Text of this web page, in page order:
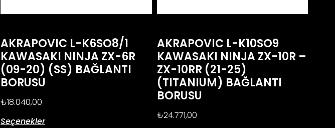
AKRAPOVIC L-K6SO8/1
KAWASAKI NINJA ZX-6R
(09-20) (SS) BAĞLANTI
BORUSU
₺18.040,00
Seçenekler
AKRAPOVIC L-K10SO9
KAWASAKI NINJA ZX-10R –
ZX-10RR (21-25)
(TITANIUM) BAĞLANTI
BORUSU
₺24.771,00